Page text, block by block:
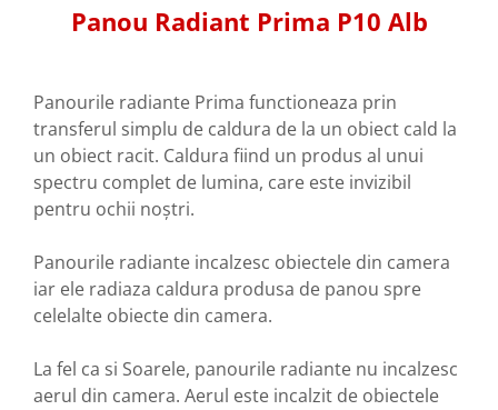
Panou Radiant Prima P10 Alb
Panourile radiante Prima functioneaza prin
transferul simplu de caldura de la un obiect cald la
un obiect racit. Caldura fiind un produs al unui
spectru complet de lumina, care este invizibil
pentru ochii noștri.
Panourile radiante incalzesc obiectele din camera
iar ele radiaza caldura produsa de panou spre
celelalte obiecte din camera.
La fel ca si Soarele, panourile radiante nu incalzesc
aerul din camera. Aerul este incalzit de obiectele